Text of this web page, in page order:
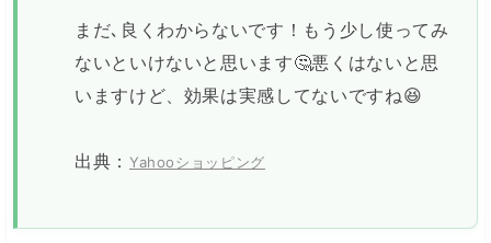
まだ､良くわからないです！もう少し使ってみ
ないといけないと思います🤔悪くはないと思
いますけど、効果は実感してないですね😆
出典： Yahooショッピング